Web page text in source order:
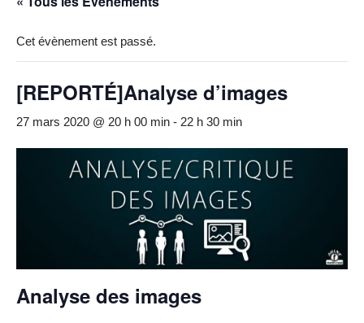
Cet évènement est passé.
[REPORTÉ]Analyse d’images
27 mars 2020 @ 20 h 00 min - 22 h 30 min
Analyse des images